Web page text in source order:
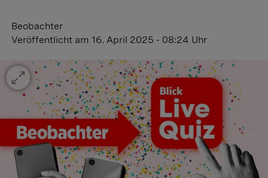
Beobachter
Veröffentlicht am 16. April 2025 - 08:24 Uhr